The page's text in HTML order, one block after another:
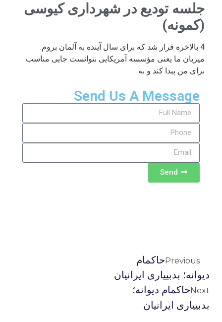
جلسه تودیع در شهرداری کیوسی
(کمونه)
4 بالاخره قرار شد که برای سال آینده به آلمان بروم.
میزبان ما یعنی مؤسسه آمریکایی نتوانست جایی مناسب
برای من پیدا کند و به
Send Us A Message
Send
Previousحاکمام
دیوانه؛ بدبییاری ایرانیان
Nextحاکمام دیوانه؛
بدبییاری ایرانیان